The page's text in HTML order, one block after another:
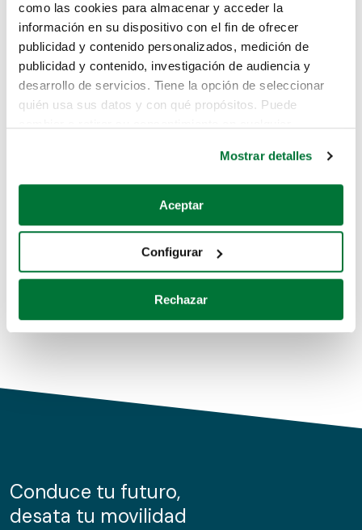
como las cookies para almacenar y acceder la
información en su dispositivo con el fin de ofrecer
publicidad y contenido personalizados, medición de
publicidad y contenido, investigación de audiencia y
desarrollo de servicios. Tiene la opción de seleccionar
quién usa sus datos y con qué propósitos. Puede
Si lo permite, también quisiéramos:
Recopilar información sobre su ubicación geográfica
Identificar su dispositivo analizándolo activamente
para buscar características específicas (huellas
Obtenga más información sobre cómo se procesan sus
de cookies.
información sobre el uso que haga del sitio web con
nuestros partners de redes sociales, publicidad y análisis
Mostrar detalles
Aceptar
Configurar
Rechazar
Lo sentimos, no sabemos como
te hemos traido hasta aquí.
Pero puedes encontrar el coche que estás
buscando en alguno de estos enlaces:
Coches de segunda mano
Coches de km0
Conduce tu futuro,
desata tu movilidad